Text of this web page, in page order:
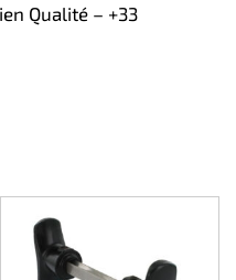
Qualité – +33